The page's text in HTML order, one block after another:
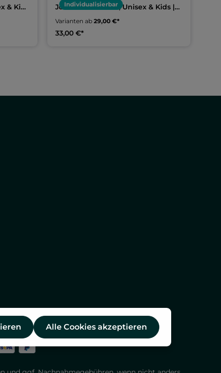
& Kids
Individualisierbar
Joma Teamshorts, Unisex & Kids |
Varianten ab 29,00 €*
33,00 €*
Alle Cookies akzeptieren